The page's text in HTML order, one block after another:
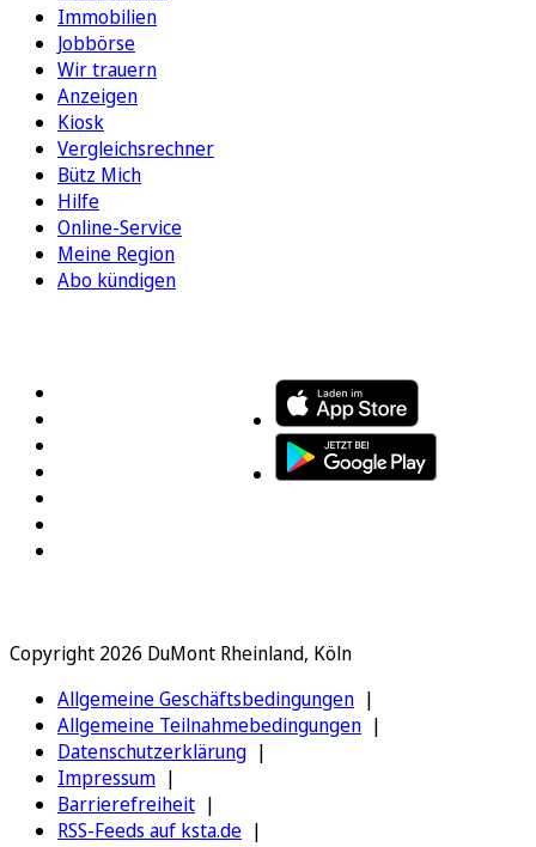
Immobilien
Jobbörse
Wir trauern
Anzeigen
Kiosk
Vergleichsrechner
Bütz Mich
Hilfe
Online-Service
Meine Region
Abo kündigen
Copyright 2026 DuMont Rheinland, Köln
Allgemeine Geschäftsbedingungen
Allgemeine Teilnahmebedingungen
Datenschutzerklärung
Impressum
Barrierefreiheit
RSS-Feeds auf ksta.de